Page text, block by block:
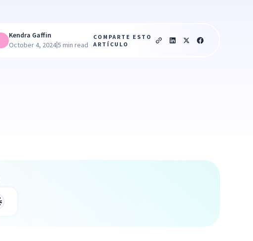
Kendra Gaffin
October 4, 2024|5 min read
COMPARTE ESTO
ARTÍCULO